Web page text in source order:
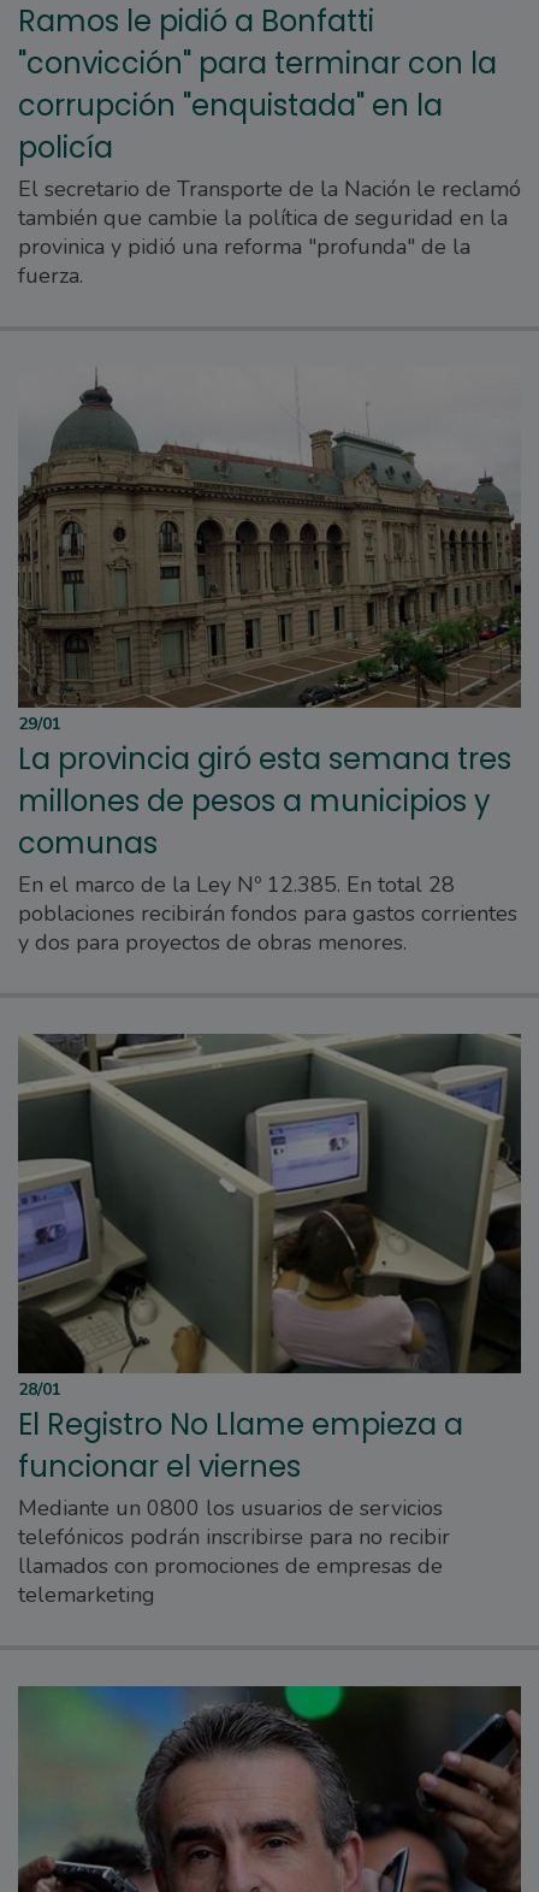
Ramos le pidió a Bonfatti
"convicción" para terminar con la
corrupción "enquistada" en la
policía
El secretario de Transporte de la Nación le reclamó
también que cambie la política de seguridad en la
provinica y pidió una reforma "profunda" de la
fuerza.
29/01
La provincia giró esta semana tres
millones de pesos a municipios y
comunas
En el marco de la Ley Nº 12.385. En total 28
poblaciones recibirán fondos para gastos corrientes
y dos para proyectos de obras menores.
28/01
El Registro No Llame empieza a
funcionar el viernes
Mediante un 0800 los usuarios de servicios
telefónicos podrán inscribirse para no recibir
llamados con promociones de empresas de
telemarketing